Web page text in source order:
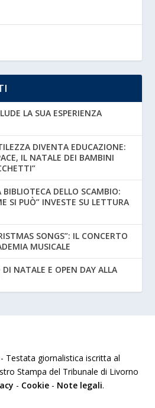
LA SUA ESPERIENZA
DIVENTA EDUCAZIONE:
IL NATALE DEI BAMBINI
BIBLIOTECA DELLO SCAMBIO:
SI PUÒ” INVESTE SU LETTURA
SONGS”: IL CONCERTO
MUSICALE
NATALE E OPEN DAY ALLA
Testata giornalistica iscritta al
Stampa del Tribunale di Livorno
- Cookie - Note legali.